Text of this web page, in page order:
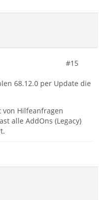
#15
68.12.0 per Update die
von Hilfeanfragen
alle AddOns (Legacy)